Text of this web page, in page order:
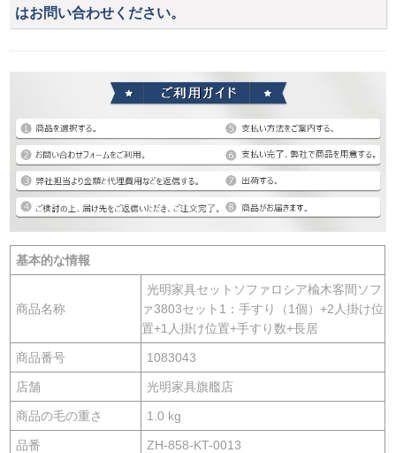
はお問い合わせください。
基本的な情報
商品名称
光明家具セットソファロシア楡木客間ソフ
ァ3803セット1：手すり（1個）+2人掛け位
置+1人掛け位置+手すり数+長居
商品番号 1083043
店舗 光明家具旗艦店
商品の毛の重さ 1.0 kg
品番 ZH-858-KT-0013